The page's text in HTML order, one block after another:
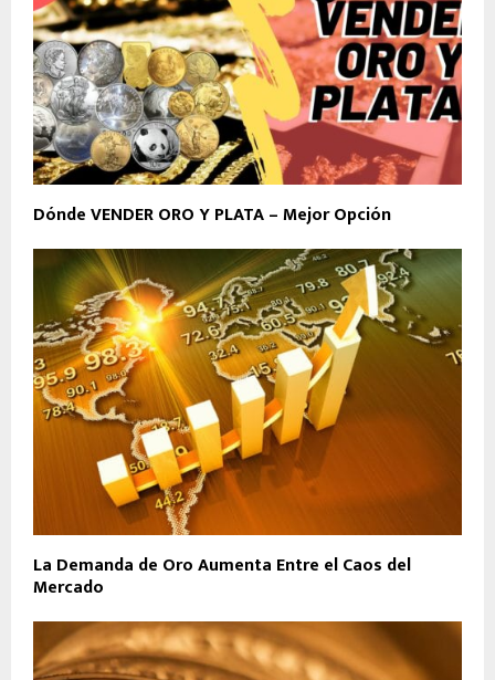
Dónde VENDER ORO Y PLATA – Mejor Opción
La Demanda de Oro Aumenta Entre el Caos del
Mercado